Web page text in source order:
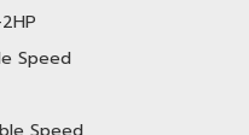
Speed